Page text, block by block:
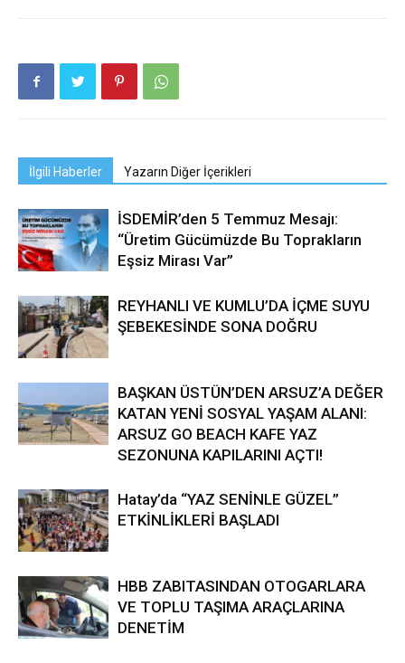
İlgili Haberler Yazarın Diğer İçerikleri
İSDEMİR’den 5 Temmuz Mesajı:
“Üretim Gücümüzde Bu Toprakların
Eşsiz Mirası Var”
REYHANLI VE KUMLU’DA İÇME SUYU
ŞEBEKESİNDE SONA DOĞRU
BAŞKAN ÜSTÜN’DEN ARSUZ’A DEĞER
KATAN YENİ SOSYAL YAŞAM ALANI:
ARSUZ GO BEACH KAFE YAZ
SEZONUNA KAPILARINI AÇTI!
Hatay’da “YAZ SENİNLE GÜZEL”
ETKİNLİKLERİ BAŞLADI
HBB ZABITASINDAN OTOGARLARA
VE TOPLU TAŞIMA ARAÇLARINA
DENETİM